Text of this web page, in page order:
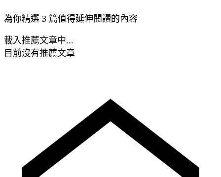
為你精選 3 篇值得延伸閱讀的內容
載入推薦文章中...
目前沒有推薦文章